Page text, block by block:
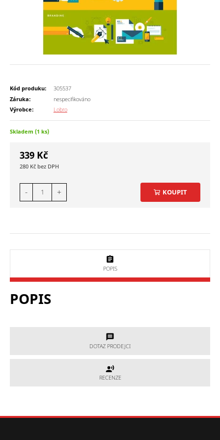
Kód produku:
305537
Záruka:
nespecifikováno
Výrobce:
Lobro
Skladem (1 ks)
339 Kč
280 Kč
- + KOUPIT
POPIS
POPIS
DOTAZ PRODEJCI
DOTAZ PRODEJCI
Neváhejte se na nás obrátit a my Vám rádi pomůžeme.
RECENZE